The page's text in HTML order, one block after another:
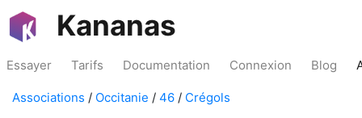
Kananas
Essayer Tarifs Documentation Connexion Blog
Associations / Occitanie / 46 / Crégols